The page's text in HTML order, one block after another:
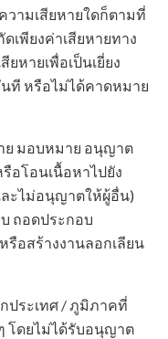
ามเสียหายใดก็ตามที่
เพียงค่าเสียหายทาง
ยหายเพื่อเป็นเยี่ยง
ที หรือไม่ได้คาดหมาย
ย มอบหมาย อนุญาต
อโอนเนื้อหาไปยัง
ะไม่อนุญาตให้ผู้อื่น)
ถอดประกอบ
อสร้างงานลอกเลียน
ประเทศ / ภูมิภาคที่
โดยไม่ได้รับอนุญาต